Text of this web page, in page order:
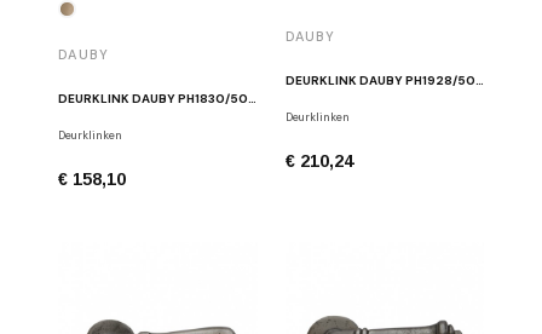
DAUBY
DEURKLINK DAUBY PH1830/50R RUW BRONS
Deurklinken
€ 158,10
DAUBY
DEURKLINK DAUBY PH1928/50Q RUW BRONS
Deurklinken
€ 210,24